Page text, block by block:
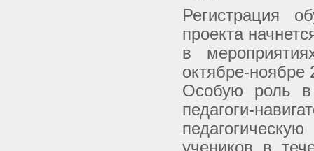
Регистрация
проекта
в
октябре-ноябре
Особую роль в
педагоги-